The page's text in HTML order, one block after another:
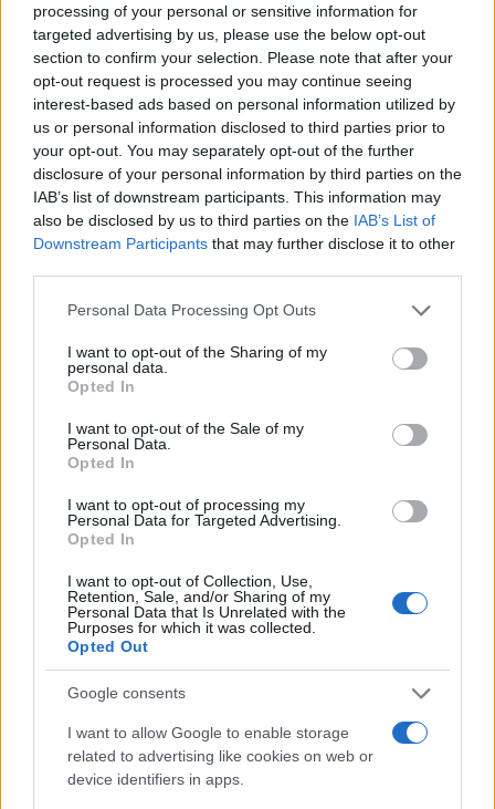
processing of your personal or sensitive information for
targeted advertising by us, please use the below opt-out
section to confirm your selection. Please note that after your
opt-out request is processed you may continue seeing
interest-based ads based on personal information utilized by
us or personal information disclosed to third parties prior to
your opt-out. You may separately opt-out of the further
disclosure of your personal information by third parties on the
IAB’s list of downstream participants. This information may
also be disclosed by us to third parties on the IAB’s List of
Downstream Participants that may further disclose it to other
Please note that this website/app uses one or more Google
not limited to your visit or usage behaviour. You may click to
grant or deny consent to Google and its third-party tags to
use your data for below specified purposes in below Google
consent section.
Personal Data Processing Opt Outs
I want to opt-out of the Sharing of my
personal data.
Opted In
I want to opt-out of the Sale of my
Personal Data.
Opted In
I want to opt-out of processing my
Personal Data for Targeted Advertising.
Opted In
I want to opt-out of Collection, Use,
Retention, Sale, and/or Sharing of my
Personal Data that Is Unrelated with the
Purposes for which it was collected.
Opted Out
Google consents
I want to allow Google to enable storage
related to advertising like cookies on web or
device identifiers in apps.
El impacto de la iniciativa de Gabriel
Rufián en el panorama político español
Gabriel Rufián ha logrado captar la atención mediática…
POLÍTICA
Cómo la política exterior de Trump está
transformando las posturas de los
Los influencers del movimiento MAGA están revisando sus…